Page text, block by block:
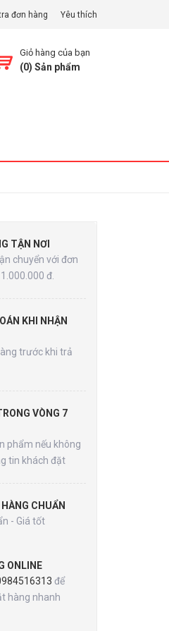
đơn hàng Yêu thích
Giỏ hàng của bạn
(0) Sản phẩm
TẬN NƠI
chuyển với đơn
đ.
KHI NHẬN
trước khi trả
VÒNG 7
phẩm nếu không
tin khách đặt
CHUẨN
- Giá tốt
ONLINE
để
hàng nhanh